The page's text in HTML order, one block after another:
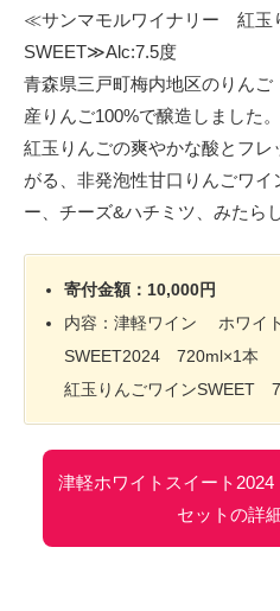
≪サンマモルワイナリー 紅玉
SWEET≫Alc:7.5度
青森県三戸町梅内地区のりん
産りんご100%で醸造しました。
紅玉りんごの爽やかな酸とフ
がる、非発泡性甘口りんごワ
ー、チーズ&ハチミツ、みたら
寄付金額：10,000円
内容：津軽ワイン ホワイ
SWEET2024 720ml×1本
紅玉りんごワインSWEET
津軽ホワイトスイート
セットの詳